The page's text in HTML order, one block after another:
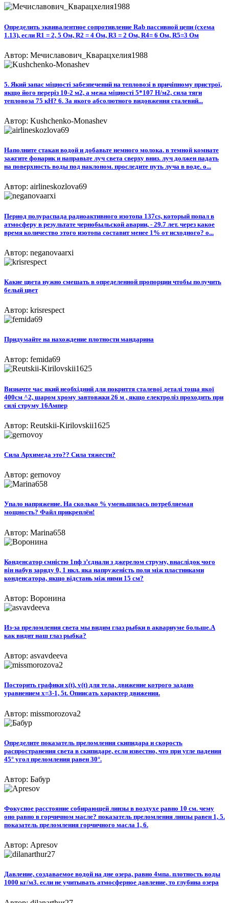
Определить эквивалентное сопротивление Rab пассивной цепи (схема
1.13), если R1 = 2, 5 Ом, R2 = 4 Ом, R3 = 2 Ом, R4= 6 Ом, R5=3 Ом
Автор: Мечиславович_Кварацхелия1988
5. Який запас міцності забезпечений на тепловозі в причіпному пристрої,
якщо його переріз 10-2 м2, а межа міцності 5*107 Н/м2, сила тяги
тепловоза 75 кН? 6. За якого абсолютного видовження сталевий...
Автор: Kushchenko-Monashev
Наполните стакан водой и добавьте немного молока. в темной комнате
зажгите фонарик и направьте луч света сверху вниз. луч должен падать
на поверхность воды под наклоном. проследите путь луча в воде. о...
Автор: airlineskozlova69
Период полураспада радиоактивного изотопа 137cs, который попал в
атмосферу в результате чернобыльской аварии, - 29.7 лет. через какое
время количество этого изотопа составит менее 1% от исходного? о...
Автор: neganovaarxi
Какие цвета нужно смешать в определенной пропорции чтобы получить
белый цвет​
Автор: krisrespect
Придумайте на нахождение плотности мандарина
Автор: femida69
Визначте час який необхідний для покриття сталевої деталі тоща якої
400см ^2, шаром хрому завтовжки 26 м , якщо електроліз проходить при
силі струму 16Ампер
Автор: Reutskii-Kirilovskii1625
Сила Архимеда это?? Сила тяжести?
Автор: gernovoy
Упало напряжение. На сколько % уменьшилась потребляемая
мощность? Файл прикреплён!
Автор: Marina658
Конденсатор ємністю 1пф з’єднали з джерелом струму, внаслідок чого
він набув заряду 0, 1 нкл. яка напруженість поля між пластинками
конденсатора, якщо відстань між ними 15 см?
Автор: Воронина
Из-за преломления света мы видим глаз рыбки в аквариуме больше.А
как видит наш глаз рыбка?
Автор: asvavdeeva
Посторить графики x(t), v(t) для тела, движение котрого задано
уравнением x=3-1, 5t. Опиисать характер движения.
Автор: missmorozova2
Определите показатель преломления скипидара и скорость
распространения света в скипидаре, если известно, что при угле падения
45° угол преломления равен 30°.
Автор: Бабур
Фокусное расстояние собирающей линзы в воздухе равно 10 см. чему
оно равно в горчичном масле? показатель преломления линзы равен 1, 5.
показатель преломления горчичного масла 1, 6.
Автор: Apresov
Давление, создаваемое водой на дне озера, равно 4мпа. плотность воды
1000 кг/м3. если не учитывать атмосферное давление, то глубина озера